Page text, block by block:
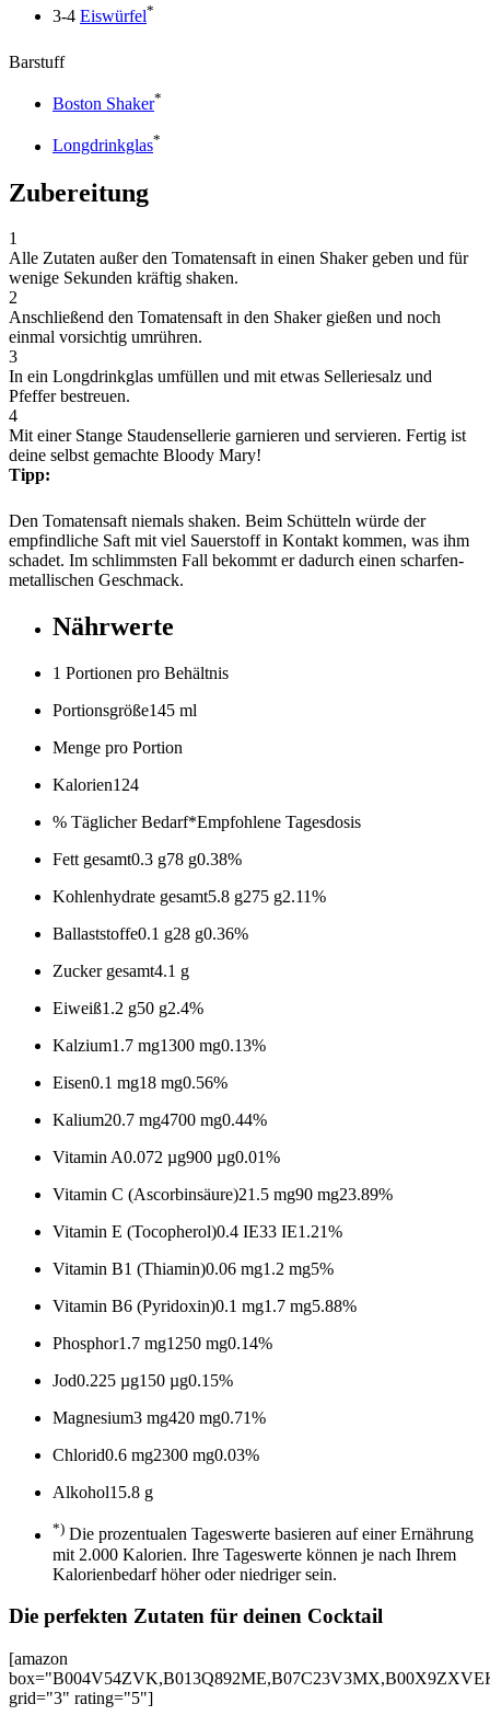
3-4 Eiswürfel*
Barstuff
Boston Shaker*
Longdrinkglas*
Zubereitung
1
Alle Zutaten außer den Tomatensaft in einen Shaker geben und für
wenige Sekunden kräftig shaken.
2
Anschließend den Tomatensaft in den Shaker gießen und noch
einmal vorsichtig umrühren.
3
In ein Longdrinkglas umfüllen und mit etwas Selleriesalz und
Pfeffer bestreuen.
4
Mit einer Stange Staudensellerie garnieren und servieren. Fertig ist
deine selbst gemachte Bloody Mary!
Tipp:
Den Tomatensaft niemals shaken. Beim Schütteln würde der
empfindliche Saft mit viel Sauerstoff in Kontakt kommen, was ihm
schadet. Im schlimmsten Fall bekommt er dadurch einen scharfen-
metallischen Geschmack.
Nährwerte
1 Portionen pro Behältnis
Portionsgröße145 ml
Menge pro Portion
Kalorien124
% Täglicher Bedarf*Empfohlene Tagesdosis
Fett gesamt0.3 g78 g0.38%
Kohlenhydrate gesamt5.8 g275 g2.11%
Ballaststoffe0.1 g28 g0.36%
Zucker gesamt4.1 g
Eiweiß1.2 g50 g2.4%
Kalzium1.7 mg1300 mg0.13%
Eisen0.1 mg18 mg0.56%
Kalium20.7 mg4700 mg0.44%
Vitamin A0.072 µg900 µg0.01%
Vitamin C (Ascorbinsäure)21.5 mg90 mg23.89%
Vitamin E (Tocopherol)0.4 IE33 IE1.21%
Vitamin B1 (Thiamin)0.06 mg1.2 mg5%
Vitamin B6 (Pyridoxin)0.1 mg1.7 mg5.88%
Phosphor1.7 mg1250 mg0.14%
Jod0.225 µg150 µg0.15%
Magnesium3 mg420 mg0.71%
Chlorid0.6 mg2300 mg0.03%
Alkohol15.8 g
*) Die prozentualen Tageswerte basieren auf einer Ernährung
mit 2.000 Kalorien. Ihre Tageswerte können je nach Ihrem
Kalorienbedarf höher oder niedriger sein.
Die perfekten Zutaten für deinen Cocktail
[amazon
grid="3" rating="5"]